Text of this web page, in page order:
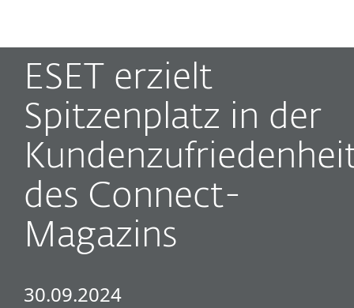
ESET erzielt
Spitzenplatz in der
des Connect-
Magazins
30.09.2024